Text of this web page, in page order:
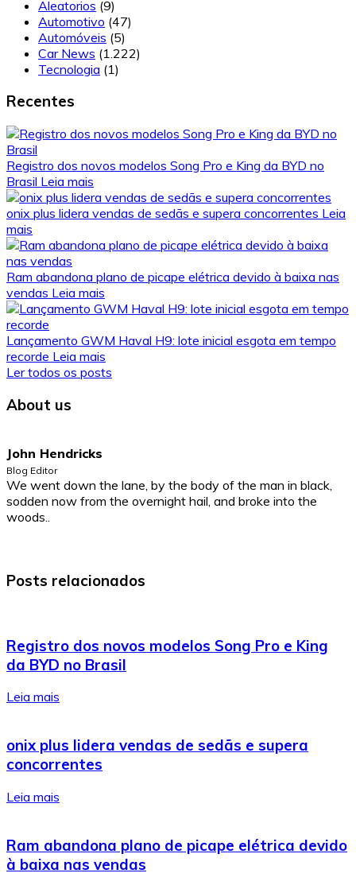
Aleatorios (9)
Automotivo (47)
Automóveis (5)
Car News (1.222)
Tecnologia (1)
Recentes
Registro dos novos modelos Song Pro e King da BYD no
Brasil Leia mais
onix plus lidera vendas de sedãs e supera concorrentes Leia
mais
Ram abandona plano de picape elétrica devido à baixa nas
vendas Leia mais
Lançamento GWM Haval H9: lote inicial esgota em tempo
recorde Leia mais
Ler todos os posts
About us
John Hendricks
Blog Editor
We went down the lane, by the body of the man in black,
sodden now from the overnight hail, and broke into the
woods..
Posts relacionados
Registro dos novos modelos Song Pro e King
da BYD no Brasil
Leia mais
onix plus lidera vendas de sedãs e supera
concorrentes
Leia mais
Ram abandona plano de picape elétrica devido
à baixa nas vendas